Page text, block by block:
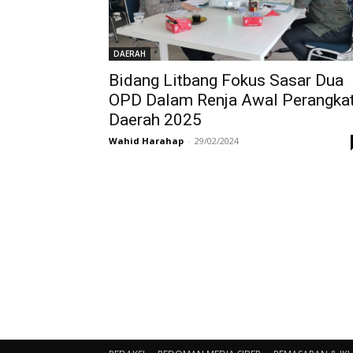
DAERAH
Bidang Litbang Fokus Sasar Dua
OPD Dalam Renja Awal
Daerah 2025
Wahid Harahap - 29/02/2024